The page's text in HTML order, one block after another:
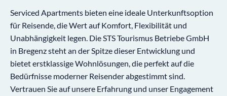
Serviced Apartments bieten eine ideale Unterkunftsoption
für Reisende, die Wert auf Komfort, Flexibilität und
Unabhängigkeit legen. Die STS Tourismus Betriebe GmbH
in Bregenz steht an der Spitze dieser Entwicklung und
bietet erstklassige Wohnlösungen, die perfekt auf die
Bedürfnisse moderner Reisender abgestimmt sind.
Vertrauen Sie auf unsere Erfahrung und unser Engagement